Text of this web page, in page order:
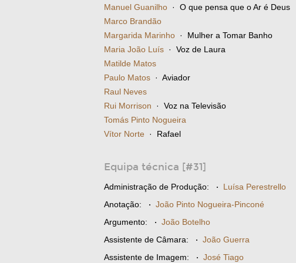
Manuel Guanilho · O que pensa que o Ar é Deus
Marco Brandão
Margarida Marinho · Mulher a Tomar Banho
Maria João Luís · Voz de Laura
Matilde Matos
Paulo Matos · Aviador
Raul Neves
Rui Morrison · Voz na Televisão
Tomás Pinto Nogueira
Vítor Norte · Rafael
Equipa técnica [#31]
Administração de Produção: · Luísa Perestrello
Anotação: · João Pinto Nogueira-Pinconé
Argumento: · João Botelho
Assistente de Câmara: · João Guerra
Assistente de Imagem: · José Tiago